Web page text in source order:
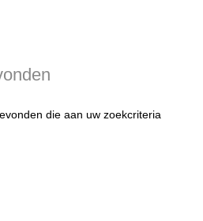
die aan uw zoekcriteria